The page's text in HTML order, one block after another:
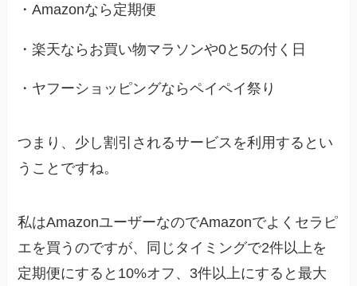
・Amazonなら定期便
・楽天ならお買い物マラソンや0と5の付く日
・ヤフーショッピングならペイペイ祭り
つまり、少し割引されるサービスを利用するとい
うことですね。
私はAmazonユーザーなのでAmazonでよくセラピ
エを買うのですが、同じタイミングで2件以上を
定期便にすると10%オフ、3件以上にすると最大